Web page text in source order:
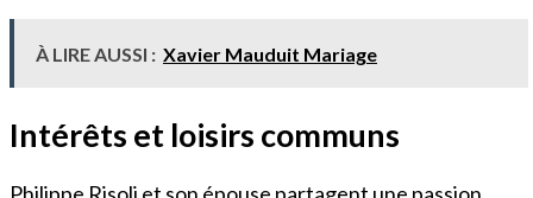
À LIRE AUSSI : Xavier Mauduit Mariage
Intérêts et loisirs communs